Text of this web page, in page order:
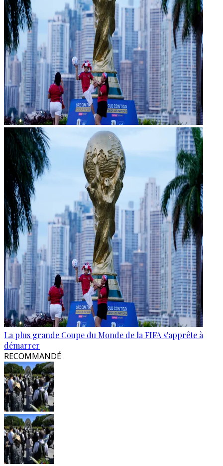
La plus grande Coupe du Monde de la FIFA s'apprête à
démarrer
RECOMMANDÉ